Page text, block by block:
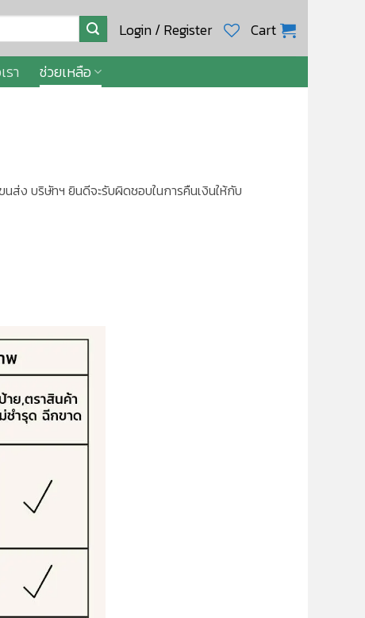
Login / Register Cart
รา ช่วยเหลือ
ง บริษัทฯ ยินดีจะรับผิดชอบในการคืนเงินให้กับ